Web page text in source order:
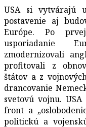
USA si vytvárajú
postavenie aj
Európe. Po
usporiadanie
zmodernizovali
profitovali z
štátov a z
drancovanie
svetovú vojnu.
front a
politickú a